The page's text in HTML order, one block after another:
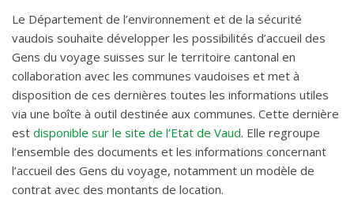
Le Département de l’environnement et de la sécurité
vaudois souhaite développer les possibilités d’accueil des
Gens du voyage suisses sur le territoire cantonal en
collaboration avec les communes vaudoises et met à
disposition de ces dernières toutes les informations utiles
via une boîte à outil destinée aux communes. Cette dernière
est disponible sur le site de l’Etat de Vaud. Elle regroupe
l’ensemble des documents et les informations concernant
l’accueil des Gens du voyage, notamment un modèle de
contrat avec des montants de location.